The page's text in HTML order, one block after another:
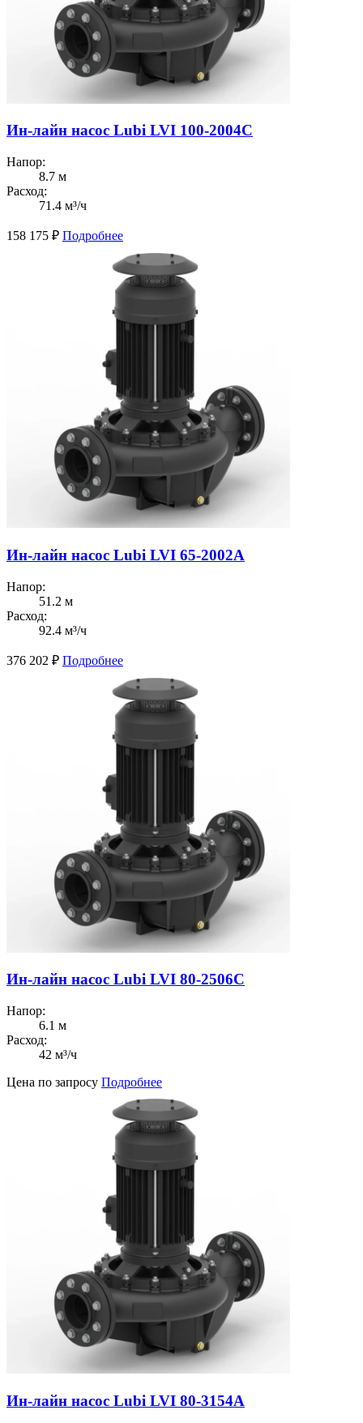
Ин-лайн насос Lubi LVI 100-2004C
Напор:
8.7 м
Расход:
71.4 м³/ч
158 175 ₽ Подробнее
Ин-лайн насос Lubi LVI 65-2002A
Напор:
51.2 м
Расход:
92.4 м³/ч
376 202 ₽ Подробнее
Ин-лайн насос Lubi LVI 80-2506C
Напор:
6.1 м
Расход:
42 м³/ч
Цена по запросу Подробнее
Ин-лайн насос Lubi LVI 80-3154A